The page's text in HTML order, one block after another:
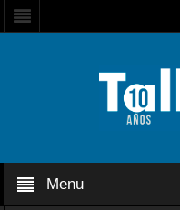
Menu